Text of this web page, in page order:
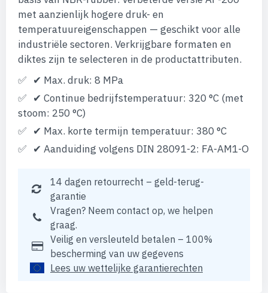
met aanzienlijk hogere druk- en
temperatuureigenschappen — geschikt voor alle
industriële sectoren. Verkrijgbare formaten en
diktes zijn te selecteren in de productattributen.
✔ Max. druk: 8 MPa
✔ Continue bedrijfstemperatuur: 320 °C (met
stoom: 250 °C)
✔ Max. korte termijn temperatuur: 380 °C
✔ Aanduiding volgens DIN 28091-2: FA-AM1-O
14 dagen retourrecht – geld-terug-
garantie
Vragen? Neem contact op, we helpen
graag.
Veilig en versleuteld betalen – 100%
bescherming van uw gegevens
Lees uw wettelijke garantierechten